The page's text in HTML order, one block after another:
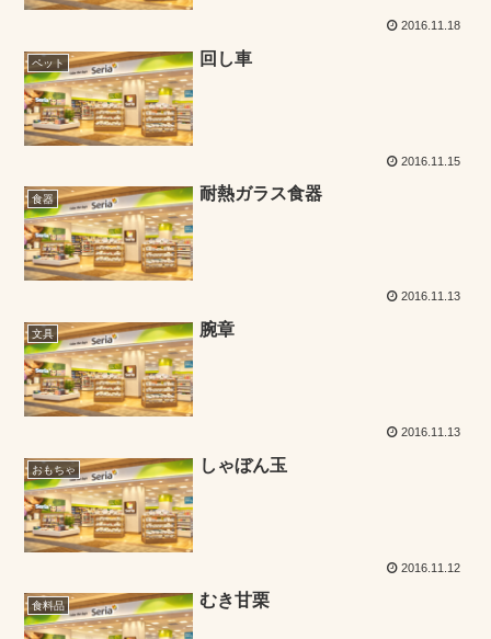
2016.11.18
ペット 回し車
2016.11.15
食器 耐熱ガラス食器
2016.11.13
文具 腕章
2016.11.13
おもちゃ しゃぼん玉
2016.11.12
食料品 むき甘栗